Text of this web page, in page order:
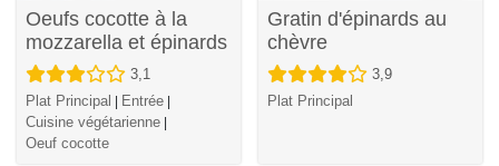
Oeufs cocotte à la
mozzarella et épinards
3,1
Plat Principal | Entrée |
Cuisine végétarienne |
Oeuf cocotte
Gratin d'épinards au
chèvre
3,9
Plat Principal